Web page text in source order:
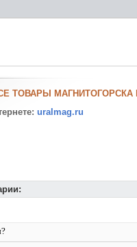
ТОВАРЫ МАГНИТОГОРСКА
uralmag.ru